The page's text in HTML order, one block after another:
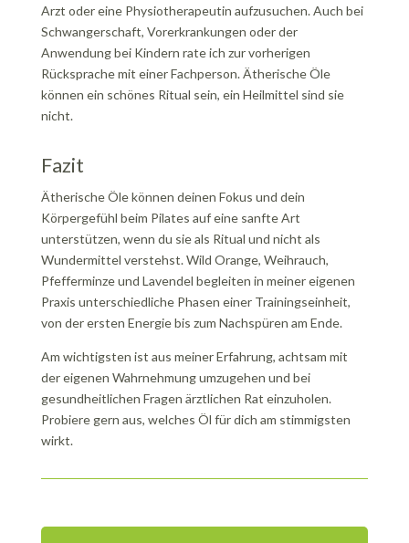
Arzt oder eine Physiotherapeutin aufzusuchen. Auch bei
Schwangerschaft, Vorerkrankungen oder der
Anwendung bei Kindern rate ich zur vorherigen
Rücksprache mit einer Fachperson. Ätherische Öle
können ein schönes Ritual sein, ein Heilmittel sind sie
nicht.
Fazit
Ätherische Öle können deinen Fokus und dein
Körpergefühl beim Pilates auf eine sanfte Art
unterstützen, wenn du sie als Ritual und nicht als
Wundermittel verstehst. Wild Orange, Weihrauch,
Pfefferminze und Lavendel begleiten in meiner eigenen
Praxis unterschiedliche Phasen einer Trainingseinheit,
von der ersten Energie bis zum Nachspüren am Ende.
Am wichtigsten ist aus meiner Erfahrung, achtsam mit
der eigenen Wahrnehmung umzugehen und bei
gesundheitlichen Fragen ärztlichen Rat einzuholen.
Probiere gern aus, welches Öl für dich am stimmigsten
wirkt.